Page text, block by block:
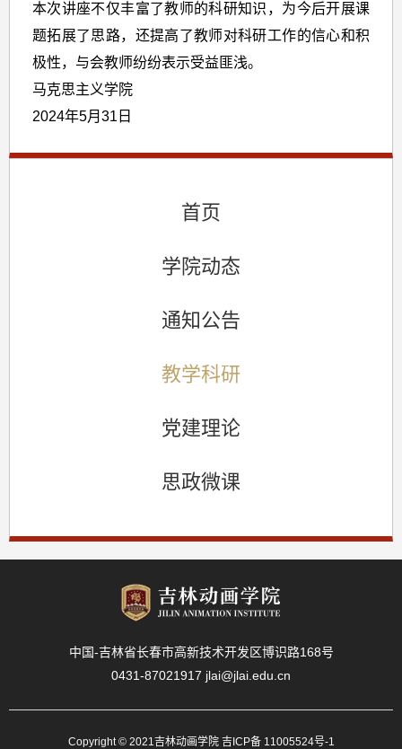
首页
学院动态
通知公告
教学科研
党建理论
思政微课
本次讲座不仅丰富了教师的科研知识，为今后开展课
题拓展了思路，还提高了教师对科研工作的信心和积
极性，与会教师纷纷表示受益匪浅。
马克思主义学院
2024年5月31日
中国-吉林省长春市高新技术开发区博识路168号
0431-87021917 jlai@jlai.edu.cn
Copyright © 2021吉林动画学院 吉ICP备 11005524号-1